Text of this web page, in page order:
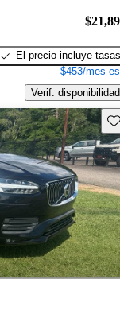
El precio incluye tasas
$453/mes
Verif. disponibilidad